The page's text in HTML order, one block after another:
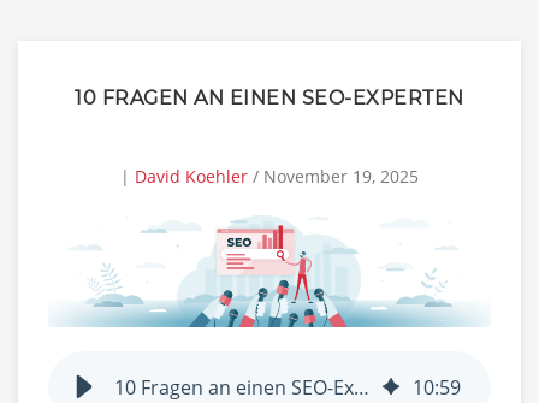
10 FRAGEN AN EINEN SEO-EXPERTEN
| David Koehler / November 19, 2025
10 Fragen an einen SEO-Experten: Was für SEO 2026 wichtig wird 10:59